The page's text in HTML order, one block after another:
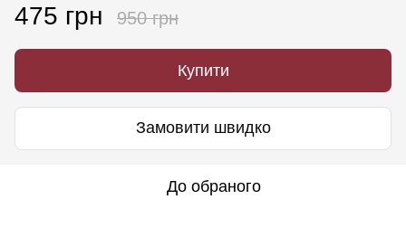
475 грн 950 грн
Купити
Замовити швидко
До обраного